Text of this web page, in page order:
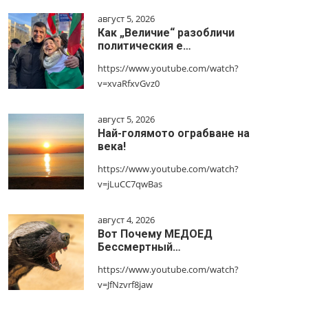
август 5, 2026
Как „Величие“ разобличи
политическия е…
https://www.youtube.com/watch?
v=xvaRfxvGvz0
август 5, 2026
Най-голямото ограбване на
века!
https://www.youtube.com/watch?
v=jLuCC7qwBas
август 4, 2026
Вот Почему МЕДОЕД
Бессмертный…
https://www.youtube.com/watch?
v=JfNzvrf8jaw